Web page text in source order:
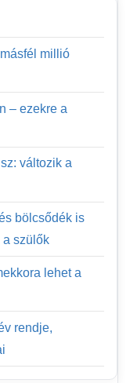
millió
– ezekre a
változik a
bölcsődék is
a szülők
lehet a
rendje,